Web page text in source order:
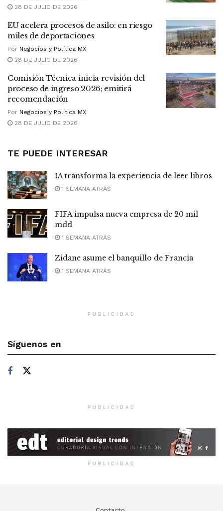
28 DE JULIO DE 2026
EU acelera procesos de asilo: en riesgo
miles de deportaciones
Por Negocios y Política MX
28 DE JULIO DE 2026
Comisión Técnica inicia revisión del
proceso de ingreso 2026; emitirá
recomendación
Por Negocios y Política MX
28 DE JULIO DE 2026
TE PUEDE INTERESAR
IA transforma la experiencia de leer libros
1 SEMANA ATRÁS
FIFA impulsa nueva empresa de 20 mil
mdd
1 SEMANA ATRÁS
Zidane asume el banquillo de Francia
1 SEMANA ATRÁS
PUBLICIDAD
Síguenos en
PUBLICIDAD
PUBLICIDAD